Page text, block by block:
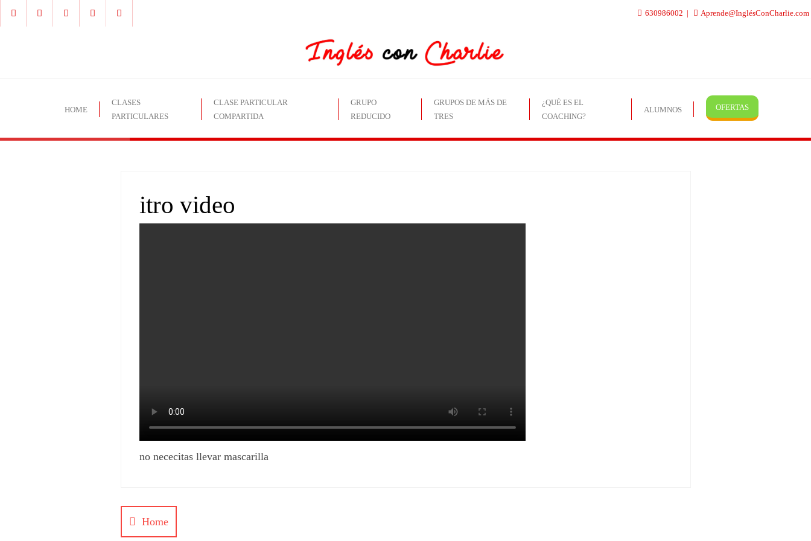
630986002 Aprende@InglésConCharlie.com
HOME
CLASES
PARTICULARES
CLASE PARTICULAR
COMPARTIDA
GRUPO
REDUCIDO
GRUPOS DE MÁS DE
TRES
¿QUÉ ES EL
COACHING?
ALUMNOS OFERTAS
itro video
no nececitas llevar mascarilla
Home